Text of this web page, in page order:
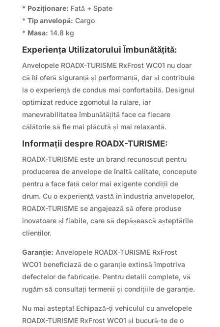
* Poziționare: Fată + Spate
* Tip anvelopă: Cargo
* Masa: 14.8 kg
Experiența Utilizatorului Îmbunătățită:
Anvelopele ROADX-TURISME RxFrost WC01 nu doar
că îți oferă siguranță și performanță, dar și contribuie
la o experiență de condus mai confortabilă. Designul
optimizat reduce zgomotul la rulare, iar
manevrabilitatea îmbunătățită face ca fiecare
călătorie să fie mai plăcută și mai relaxantă.
Informații despre ROADX-TURISME:
ROADX-TURISME este un brand recunoscut pentru
producerea de anvelope de înaltă calitate, concepute
pentru a face față celor mai exigente condiții de
drum. Cu o experiență vastă în industria anvelopelor,
ROADX-TURISME se angajează să ofere produse
inovatoare și fiabile, care să depășească așteptările
clienților.
Garanție: Anvelopele ROADX-TURISME RxFrost
WC01 beneficiază de o garanție extinsă împotriva
defectelor de fabricație. Pentru detalii complete, vă
rugăm să consultați termenii și condițiile de garanție.
Nu mai astepta! Echipază-ți vehiculul cu anvelopele
ROADX-TURISME RxFrost WC01 și bucură-te de o